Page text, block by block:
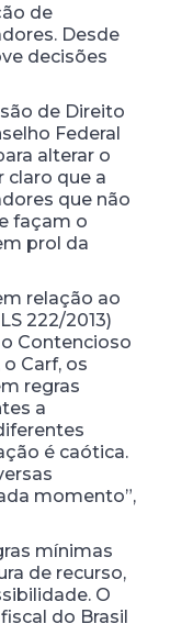
de
Desde
decisões
de Direito
Federal
alterar o
claro que a
que não
façam o
prol da
relação ao
222/2013)
Contencioso
Carf, os
regras
a
é caótica.
momento”,
mínimas
de recurso,
O
do Brasil